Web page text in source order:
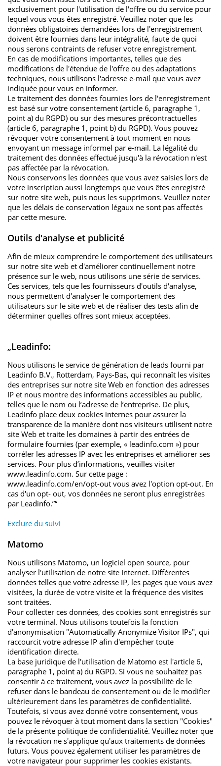
Laufzeit 13 Monate
Zweck
Das Cookie wird von Matomo
installiert. Das Cookie wird
verwendet, um Besucher-, Sitzungs-
und Kampagnendaten zu
berechnen und die Nutzung der
Website für den Analysebericht der
Website zu verfolgen. Die Cookies
speichern Informationen anonym
und weisen eine randoly generierte
Nummer zu, um eindeutige
Besucher zu identifizieren. Die
Daten werde lokal auf unserem
Server gespeichert und sind damit
externen Unternehmen
unzugänglich.
Name _pk_ref
Anbieter Matomo
Laufzeit 6 Monate
Das Cookie wird von Matomo
instralliert. Das Cookie wird
verwendet, um Besucher-, Sitzungs-
und Kampagnendaten zu
berechnen und die Nutzung der
und weisen eine randoly generierte
Nummer zu, um eindeutige
Besucher zu identifizieren. Die
Daten werde lokal auf unserem
Server gespeichert und sind damit
externen Unternehmen
unzugänglich.
Name _pk_ses
Anbieter Matomo
Laufzeit
Zweck
Name _pk_cvar
Anbieter Matomo
Laufzeit 30 Minuten
Zweck
Das Cookie wird genutzt um
temporär Session Daten zu
speichern
Name _pk_hsr
Anbieter Matomo
Laufzeit 30 Minuten
exclusivement pour l'utilisation de l'offre ou du service pour
lequel vous vous êtes enregistré. Veuillez noter que les
données obligatoires demandées lors de l'enregistrement
doivent être fournies dans leur intégralité, faute de quoi
nous serons contraints de refuser votre enregistrement.
En cas de modifications importantes, telles que des
modifications de l'étendue de l'offre ou des adaptations
techniques, nous utilisons l'adresse e-mail que vous avez
indiquée pour vous en informer.
Le traitement des données fournies lors de l'enregistrement
est basé sur votre consentement (article 6, paragraphe 1,
point a) du RGPD) ou sur des mesures précontractuelles
(article 6, paragraphe 1, point b) du RGPD). Vous pouvez
révoquer votre consentement à tout moment en nous
envoyant un message informel par e-mail. La légalité du
traitement des données effectué jusqu'à la révocation n'est
pas affectée par la révocation.
Nous conservons les données que vous avez saisies lors de
votre inscription aussi longtemps que vous êtes enregistré
sur notre site web, puis nous les supprimons. Veuillez noter
que les délais de conservation légaux ne sont pas affectés
par cette mesure.
Outils d'analyse et publicité
Afin de mieux comprendre le comportement des utilisateurs
sur notre site web et d'améliorer continuellement notre
présence sur le web, nous utilisons une série de services.
Ces services, tels que les fournisseurs d'outils d'analyse,
nous permettent d'analyser le comportement des
utilisateurs sur le site web et de réaliser des tests afin de
déterminer quelles offres sont mieux acceptées.
„Leadinfo:
Nous utilisons le service de génération de leads fourni par
Leadinfo B.V., Rotterdam, Pays-Bas, qui reconnaît les visites
des entreprises sur notre site Web en fonction des adresses
IP et nous montre des informations accessibles au public,
telles que le nom ou l’adresse de l’entreprise. De plus,
Leadinfo place deux cookies internes pour assurer la
transparence de la manière dont nos visiteurs utilisent notre
site Web et traite les domaines à partir des entrées de
formulaire fournies (par exemple, « leadinfo.com ») pour
corréler les adresses IP avec les entreprises et améliorer ses
services. Pour plus d’informations, veuilles visiter
www.leadinfo.com. Sur cette page :
www.leadinfo.com/en/opt-out vous avez l'option opt-out. En
cas d'un opt- out, vos données ne seront plus enregistrées
par Leadinfo.”“
Exclure du suivi
Matomo
Nous utilisons Matomo, un logiciel open source, pour
analyser l'utilisation de notre site Internet. Différentes
données telles que votre adresse IP, les pages que vous avez
visitées, la durée de votre visite et la fréquence des visites
sont traitées.
Pour collecter ces données, des cookies sont enregistrés sur
votre terminal. Nous utilisons toutefois la fonction
d'anonymisation "Automatically Anonymize Visitor IPs", qui
raccourcit votre adresse IP afin d'empêcher toute
identification directe.
La base juridique de l'utilisation de Matomo est l'article 6,
paragraphe 1, point a) du RGPD. Si vous ne souhaitez pas
consentir à ce traitement, vous avez la possibilité de le
refuser dans le bandeau de consentement ou de le modifier
ultérieurement dans les paramètres de confidentialité.
Toutefois, si vous avez donné votre consentement, vous
pouvez le révoquer à tout moment dans la section "Cookies"
de la présente politique de confidentialité. Veuillez noter que
la révocation ne s'applique qu'aux traitements de données
futurs. Vous pouvez également utiliser les paramètres de
votre navigateur pour supprimer les cookies existants.